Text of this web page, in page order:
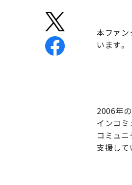
本ファン
います。
2006年
インコミ
コミュ
支援して